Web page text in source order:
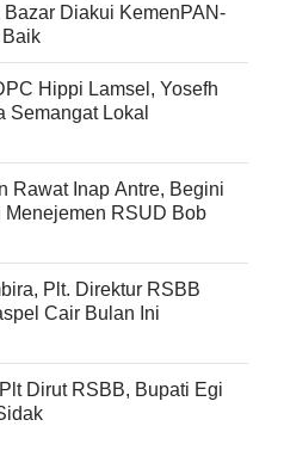
Bazar Diakui KemenPAN-
Hippi Lamsel, Yosefh
Semangat Lokal
Rawat Inap Antre, Begini
Menejemen RSUD Bob
Plt. Direktur RSBB
Cair Bulan Ini
Dirut RSBB, Bupati Egi